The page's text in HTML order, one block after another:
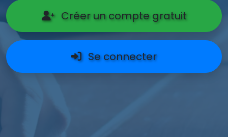
Créer un compte gratuit
Se connecter